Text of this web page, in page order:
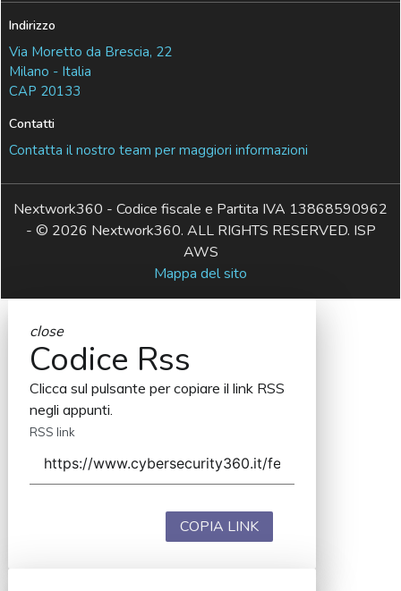
Indirizzo
Via Moretto da Brescia, 22
Milano - Italia
CAP 20133
Contatti
Contatta il nostro team per maggiori informazioni
Nextwork360 - Codice fiscale e Partita IVA 13868590962
- © 2026 Nextwork360. ALL RIGHTS RESERVED. ISP
AWS
Mappa del sito
close
Codice Rss
Clicca sul pulsante per copiare il link RSS
negli appunti.
RSS link
COPIA LINK